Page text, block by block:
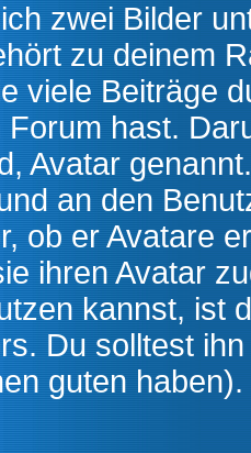
zwei Bilder
zu deinem
viele Beiträge
Forum hast.
Avatar
an den
ob er Avatare
ihren Avatar
kannst, ist
Du solltest
guten haben).